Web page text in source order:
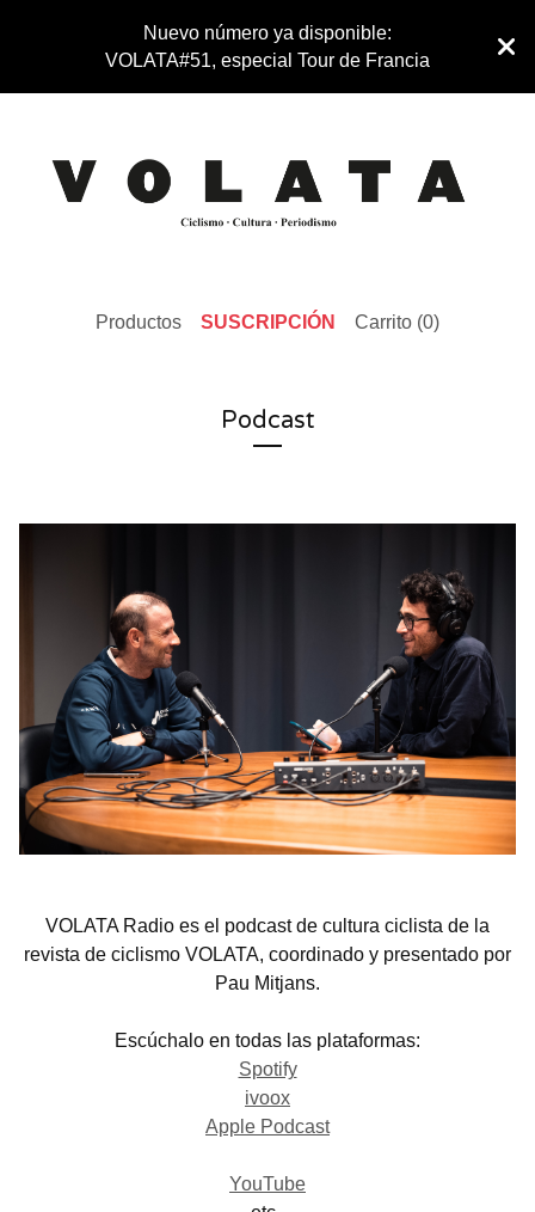
Nuevo número ya disponible:
VOLATA#51, especial Tour de Francia
Productos SUSCRIPCIÓN Carrito (0)
Podcast
VOLATA Radio es el podcast de cultura ciclista de la
revista de ciclismo VOLATA, coordinado y presentado por
Pau Mitjans.
Escúchalo en todas las plataformas:
Spotify
ivoox
Apple Podcast
YouTube